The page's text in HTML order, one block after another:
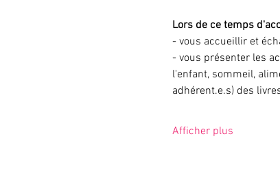
Lors de ce temps
- vous accueillir et
- vous présenter les
l'enfant, sommeil,
adhérent.e.s) des
Afficher plus